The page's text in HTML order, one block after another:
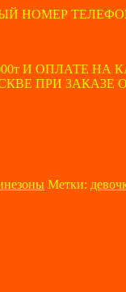
НОМЕР
И ОПЛАТЕ НА
ПРИ ЗАКАЗЕ ОТ
Метки: